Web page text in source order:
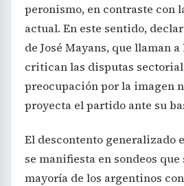
peronismo, en contraste con
actual. En este sentido,
de José Mayans, que llaman
critican las disputas
preocupación por la imagen
proyecta el partido ante su
El descontento generalizado
se manifiesta en sondeos que
mayoría de los argentinos